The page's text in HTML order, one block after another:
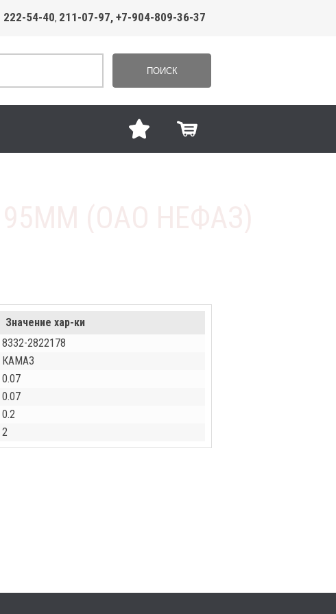
222-54-40, 211-07-97, +7-904-809-36-37
ПОИСК
Значение хар-ки
8332-2822178
КАМАЗ
0.07
0.07
0.2
2